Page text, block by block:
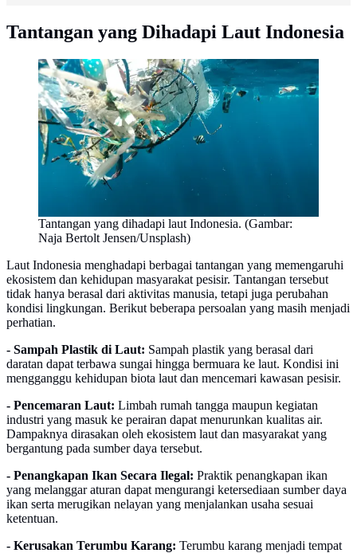
Tantangan yang Dihadapi Laut Indonesia
Tantangan yang dihadapi laut Indonesia. (Gambar:
Naja Bertolt Jensen/Unsplash)
Laut Indonesia menghadapi berbagai tantangan yang memengaruhi
ekosistem dan kehidupan masyarakat pesisir. Tantangan tersebut
tidak hanya berasal dari aktivitas manusia, tetapi juga perubahan
kondisi lingkungan. Berikut beberapa persoalan yang masih menjadi
perhatian.
- Sampah Plastik di Laut: Sampah plastik yang berasal dari
daratan dapat terbawa sungai hingga bermuara ke laut. Kondisi ini
mengganggu kehidupan biota laut dan mencemari kawasan pesisir.
- Pencemaran Laut: Limbah rumah tangga maupun kegiatan
industri yang masuk ke perairan dapat menurunkan kualitas air.
Dampaknya dirasakan oleh ekosistem laut dan masyarakat yang
bergantung pada sumber daya tersebut.
- Penangkapan Ikan Secara Ilegal: Praktik penangkapan ikan
yang melanggar aturan dapat mengurangi ketersediaan sumber daya
ikan serta merugikan nelayan yang menjalankan usaha sesuai
ketentuan.
- Kerusakan Terumbu Karang: Terumbu karang menjadi tempat